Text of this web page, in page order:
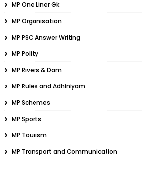
MP One Liner Gk
MP Organisation
MP PSC Answer Writing
MP Polity
MP Rivers & Dam
MP Rules and Adhiniyam
MP Schemes
MP Sports
MP Tourism
MP Transport and Communication